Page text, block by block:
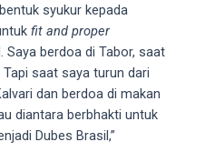
syukur kepada
fit and proper
Saya berdoa di Tabor, saat
saat saya turun dari
dan berdoa di makan
diantara berbhakti untuk
Dubes Brasil,”